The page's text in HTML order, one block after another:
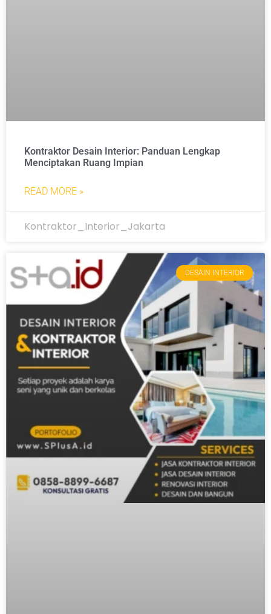
Kontraktor Desain Interior: Panduan Lengkap
Menciptakan Ruang Impian
READ MORE »
Kontraktor_Interior_Jakarta
DESAIN INTERIOR